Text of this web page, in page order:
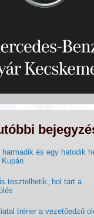
harmadik és egy hatodik
Kupán
tesztelhetik, hol tart a
tréner a vezetőedző